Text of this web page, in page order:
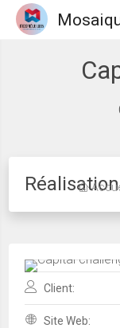
Client:
Site Web: